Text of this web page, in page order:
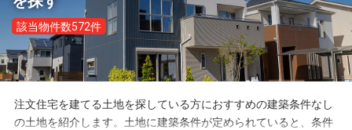
該当物件数572件
注文住宅を建てる土地を探している方におすすめの建築条件なし
の土地を紹介します。土地に建築条件が定められていると、条件